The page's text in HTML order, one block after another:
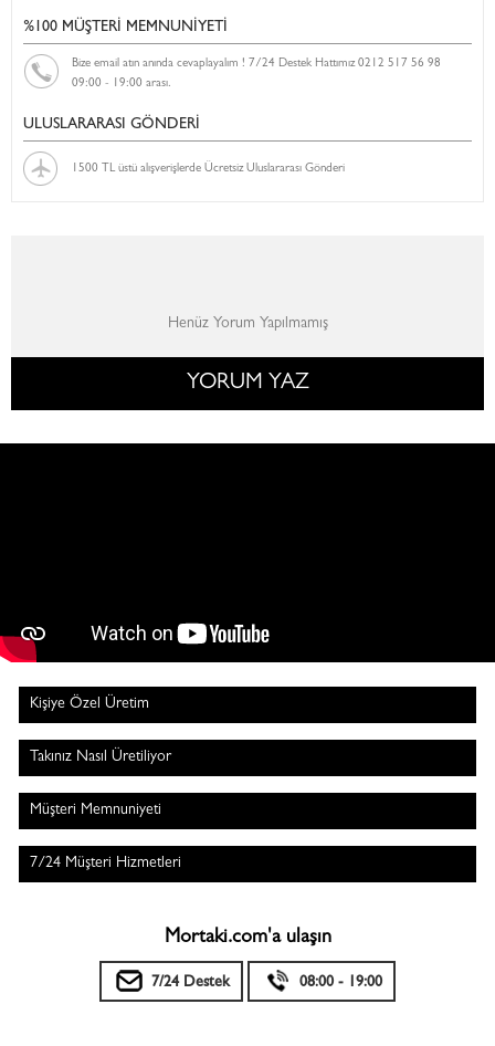
%100 MÜŞTERİ MEMNUNİYETİ
Bize email atın anında cevaplayalım ! 7/24 Destek Hattımız 0212 517 56 98
09:00 - 19:00 arası.
ULUSLARARASI GÖNDERİ
1500 TL üstü alışverişlerde Ücretsiz Uluslararası Gönderi
Henüz Yorum Yapılmamış
YORUM YAZ
Kişiye Özel Üretim
Takınız Nasıl Üretiliyor
Müşteri Memnuniyeti
7/24 Müşteri Hizmetleri
Mortaki.com'a ulaşın
7/24 Destek 08:00 - 19:00